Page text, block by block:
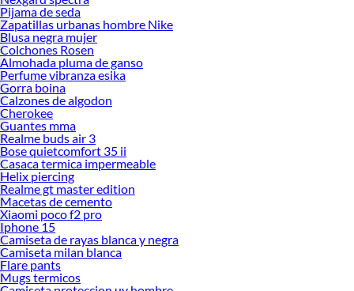
Pijama de seda
Zapatillas urbanas hombre Nike
Blusa negra mujer
Colchones Rosen
Almohada pluma de ganso
Perfume vibranza esika
Gorra boina
Calzones de algodon
Cherokee
Guantes mma
Realme buds air 3
Bose quietcomfort 35 ii
Casaca termica impermeable
Helix piercing
Realme gt master edition
Macetas de cemento
Xiaomi poco f2 pro
Iphone 15
Camiseta de rayas blanca y negra
Camiseta milan blanca
Flare pants
Mugs termicos